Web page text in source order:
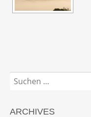
Suchen
nach:
ARCHIVES